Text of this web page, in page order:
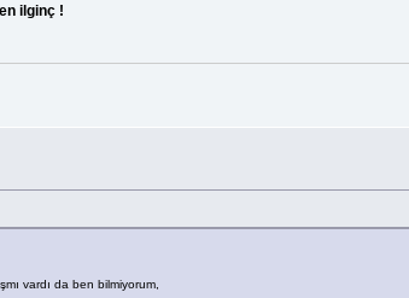
ilginç !
vardı da ben bilmiyorum,